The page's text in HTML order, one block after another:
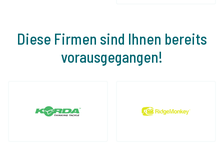
Diese Firmen sind Ihnen bereits
vorausgegangen!